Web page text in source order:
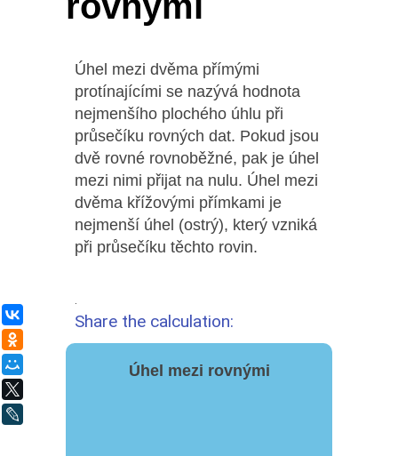
Úhel mezi dvěma přímými
protínajícími se nazývá hodnota
nejmenšího plochého úhlu při
průsečíku rovných dat. Pokud jsou
dvě rovné rovnoběžné, pak je úhel
mezi nimi přijat na nulu. Úhel mezi
dvěma křížovými přímkami je
nejmenší úhel (ostrý), který vzniká
při průsečíku těchto rovin.
Share the calculation:
Úhel mezi rovnými
ВКонтакте